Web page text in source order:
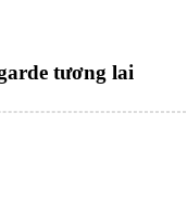
tương lai